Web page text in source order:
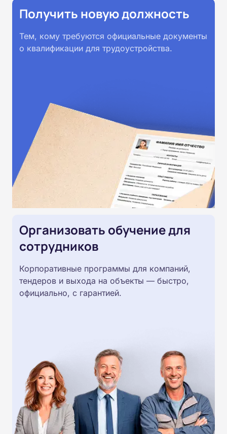
Получить новую должность
Тем, кому требуются официальные документы
о квалификации для трудоустройства.
Организовать обучение для
сотрудников
Корпоративные программы для компаний,
тендеров и выхода на объекты — быстро,
официально, с гарантией.